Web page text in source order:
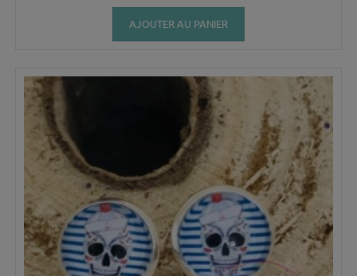
AJOUTER AU PANIER